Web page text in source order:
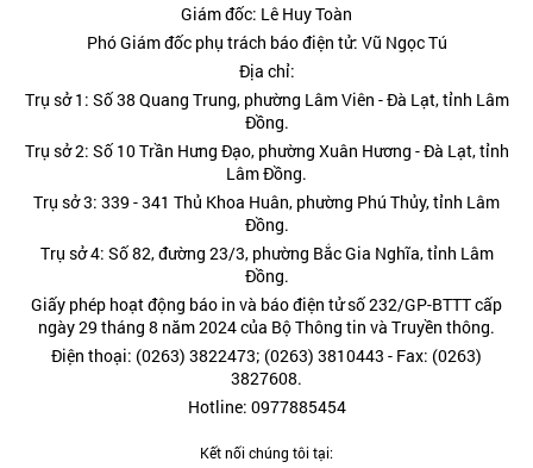
Giám đốc: Lê Huy Toàn
Phó Giám đốc phụ trách báo điện tử: Vũ Ngọc Tú
Địa chỉ:
Trụ sở 1: Số 38 Quang Trung, phường Lâm Viên - Đà Lạt, tỉnh Lâm
Đồng.
Trụ sở 2: Số 10 Trần Hưng Đạo, phường Xuân Hương - Đà Lạt, tỉnh
Lâm Đồng.
Trụ sở 3: 339 - 341 Thủ Khoa Huân, phường Phú Thủy, tỉnh Lâm
Đồng.
Trụ sở 4: Số 82, đường 23/3, phường Bắc Gia Nghĩa, tỉnh Lâm
Đồng.
Giấy phép hoạt động báo in và báo điện tử số 232/GP-BTTT cấp
ngày 29 tháng 8 năm 2024 của Bộ Thông tin và Truyền thông.
Điện thoại: (0263) 3822473; (0263) 3810443 - Fax: (0263)
3827608.
Hotline: 0977885454
Kết nối chúng tôi tại: